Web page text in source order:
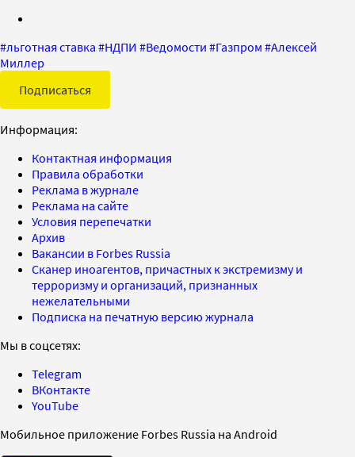
#льготная ставка #НДПИ #Ведомости #Газпром #Алексей
Миллер
Подписаться
Информация:
Контактная информация
Правила обработки
Реклама в журнале
Реклама на сайте
Условия перепечатки
Архив
Вакансии в Forbes Russia
Сканер иноагентов, причастных к экстремизму и
терроризму и организаций, признанных
нежелательными
Подписка на печатную версию журнала
Мы в соцсетях:
Telegram
ВКонтакте
YouTube
Мобильное приложение Forbes Russia на Android